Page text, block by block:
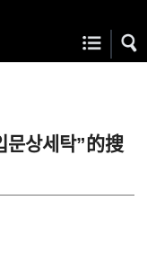
상세탁”的搜